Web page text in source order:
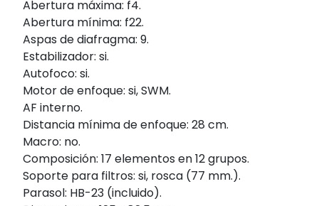
Abertura máxima: f4.
Abertura mínima: f22.
Aspas de diafragma: 9.
Estabilizador: si.
Autofoco: si.
Motor de enfoque: si, SWM.
AF interno.
Distancia mínima de enfoque: 28 cm.
Macro: no.
Composición: 17 elementos en 12 grupos.
Soporte para filtros: si, rosca (77 mm.).
Parasol: HB-23 (incluido).